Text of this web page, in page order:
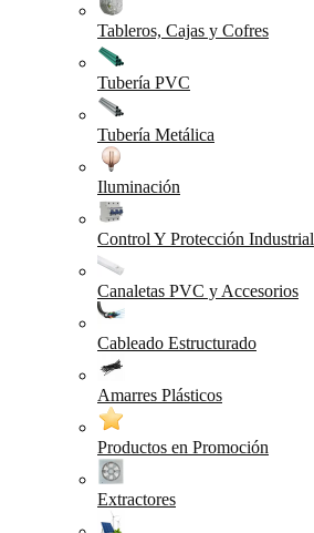
Tableros, Cajas y Cofres
Tubería PVC
Tubería Metálica
Iluminación
Control Y Protección Industrial
Canaletas PVC y Accesorios
Cableado Estructurado
Amarres Plásticos
Productos en Promoción
Extractores